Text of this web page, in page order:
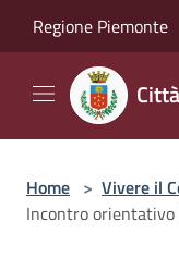
Regione Piemonte
Home > Vivere il
Incontro